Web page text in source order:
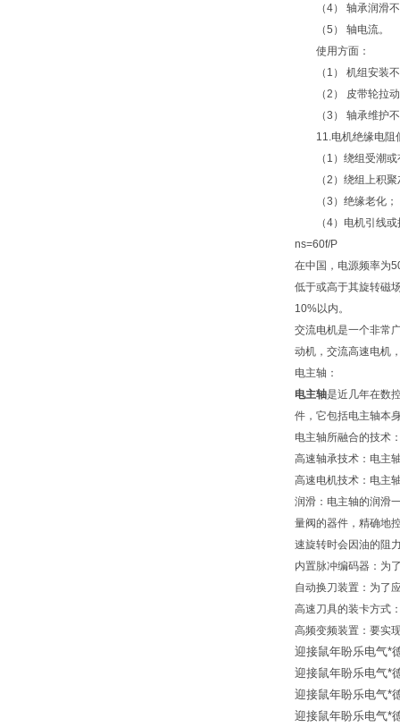
（4） 轴承润滑不
（5） 轴电流。
使用方面：
（1） 机组安装不
（2） 皮带轮拉动
（3） 轴承维护不
11.电机绝缘电阻
（1）绕组受潮或
（2）绕组上积聚
（3）绝缘老化；
（4）电机引线或
ns=60f/P
在中国，电源频率为
低于或高于其旋转磁
10%以内。
交流电机是一个非常
动机，交流高速电机
电主轴：
电主轴是近几年在数
件，它包括电主轴本
电主轴所融合的技术
高速轴承技术：电主
高速电机技术：电主
润滑：电主轴的润滑
量阀的器件，精确地
速旋转时会因油的阻
内置脉冲编码器：为
自动换刀装置：为了
高速刀具的装卡方式
高频变频装置：要实
迎接鼠年盼乐电气*
迎接鼠年盼乐电气*
迎接鼠年盼乐电气*
迎接鼠年盼乐电气*